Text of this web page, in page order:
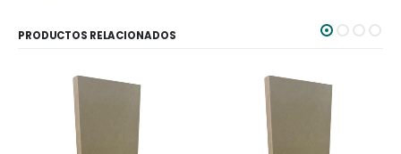
PRODUCTOS RELACIONADOS